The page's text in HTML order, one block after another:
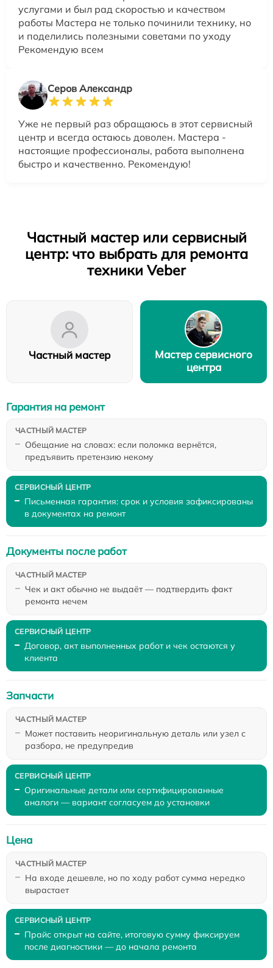
услугами и был рад скоростью и качеством
работы Мастера не только починили технику, но
и поделились полезными советами по уходу
Рекомендую всем
Серов Александр
Уже не первый раз обращаюсь в этот сервисный
центр и всегда остаюсь доволен. Мастера -
настоящие профессионалы, работа выполнена
быстро и качественно. Рекомендую!
Частный мастер или сервисный
центр: что выбрать для ремонта
техники Veber
Частный мастер
Мастер сервисного
центра
Обещание на словах: если поломка вернётся,
предъявить претензию некому
Гарантия на ремонт
Письменная гарантия: срок и условия зафиксированы
в документах на ремонт
Чек и акт обычно не выдаёт — подтвердить факт
ремонта нечем
Документы после работ
Договор, акт выполненных работ и чек остаются у
клиента
Может поставить неоригинальную деталь или узел с
разбора, не предупредив
Запчасти
Оригинальные детали или сертифицированные
аналоги — вариант согласуем до установки
На входе дешевле, но по ходу работ сумма нередко
вырастает
Цена
Прайс открыт на сайте, итоговую сумму фиксируем
после диагностики — до начала ремонта